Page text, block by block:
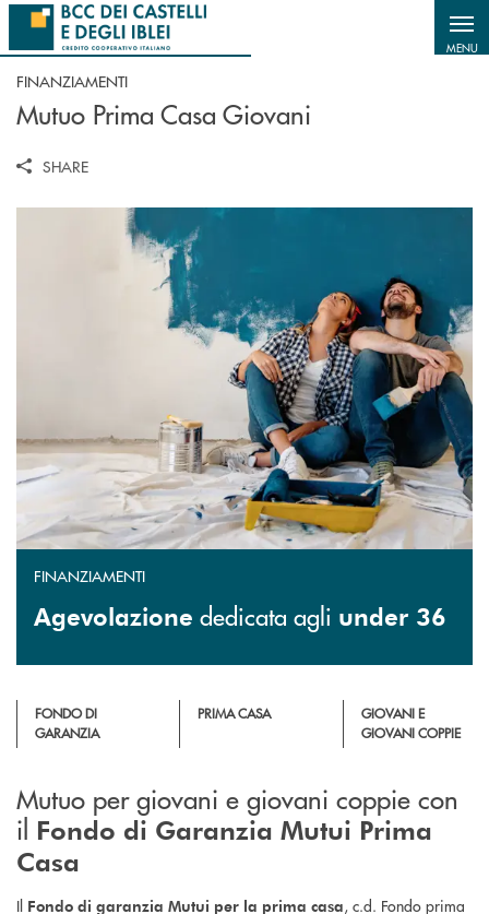
Salta al contenuto principale
MENU
FINANZIAMENTI
Mutuo Prima Casa Giovani
SHARE
FINANZIAMENTI
Agevolazione dedicata agli under 36
FONDO DI
GARANZIA
PRIMA CASA
GIOVANI E
GIOVANI COPPIE
Mutuo per giovani e giovani coppie con
il Fondo di Garanzia Mutui Prima
Casa
Il Fondo di garanzia Mutui per la prima casa, c.d. Fondo prima